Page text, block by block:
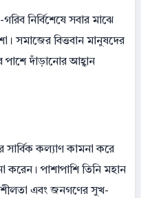
নির্বিশেষে সবার মাঝে
সমাজের বিত্তবান মানুষদের
পাশে দাঁড়ানোর আহ্বান
কল্যাণ কামনা করে
করেন। পাশাপাশি তিনি মহান
এবং জনগণের সুখ-